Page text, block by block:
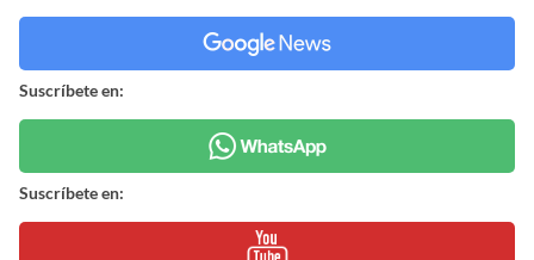
Suscríbete en:
Suscríbete en: